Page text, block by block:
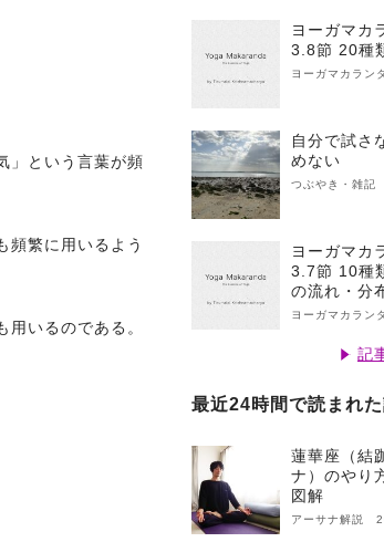
」という言葉が頻
頻繁に用いるよう
いるのである。
ヨーガマカ
3.8節 20種
ヨーガマカラ
自分で試さ
めない
つぶやき・雑
ヨーガマカ
3.7節 10種
の流れ・分
ヨーガマカラ
記
最近24時間で読まれ
蓮華座（結
ナ）のやり
図解
アーサナ解説